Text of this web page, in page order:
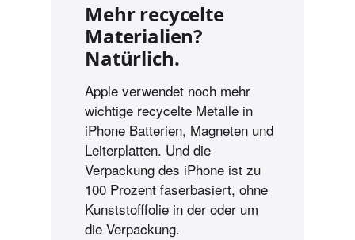
Mehr recycelte
Materialien?
Natürlich.
Apple verwendet noch mehr
wichtige recycelte Metalle in
iPhone Batterien, Magneten und
Leiterplatten. Und die
Verpackung des iPhone ist zu
100 Prozent faserbasiert, ohne
Kunststoff­folie in der oder um
die Verpackung.